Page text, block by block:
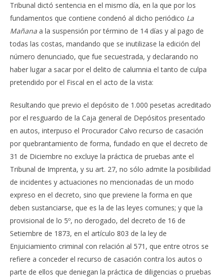
Tribunal dictó sentencia en el mismo día, en la que por los
fundamentos que contiene condenó al dicho periódico La
Mañana a la suspensión por término de 14 días y al pago de
todas las costas, mandando que se inutilizase la edición del
número denunciado, que fue secuestrada, y declarando no
haber lugar a sacar por el delito de calumnia el tanto de culpa
pretendido por el Fiscal en el acto de la vista:
Resultando que previo el depósito de 1.000 pesetas acreditado
por el resguardo de la Caja general de Depósitos presentado
en autos, interpuso el Procurador Calvo recurso de casación
por quebrantamiento de forma, fundado en que el decreto de
31 de Diciembre no excluye la práctica de pruebas ante el
Tribunal de Imprenta, y su art. 27, no sólo admite la posibilidad
de incidentes y actuaciones no mencionadas de un modo
expreso en el decreto, sino que previene la forma en que
deben sustanciarse, que es la de las leyes comunes; y que la
provisional de lo 5º, no derogado, del decreto de 16 de
Setiembre de 1873, en el artículo 803 de la ley de
Enjuiciamiento criminal con relación al 571, que entre otros se
refiere a conceder el recurso de casación contra los autos o
parte de ellos que deniegan la práctica de diligencias o pruebas